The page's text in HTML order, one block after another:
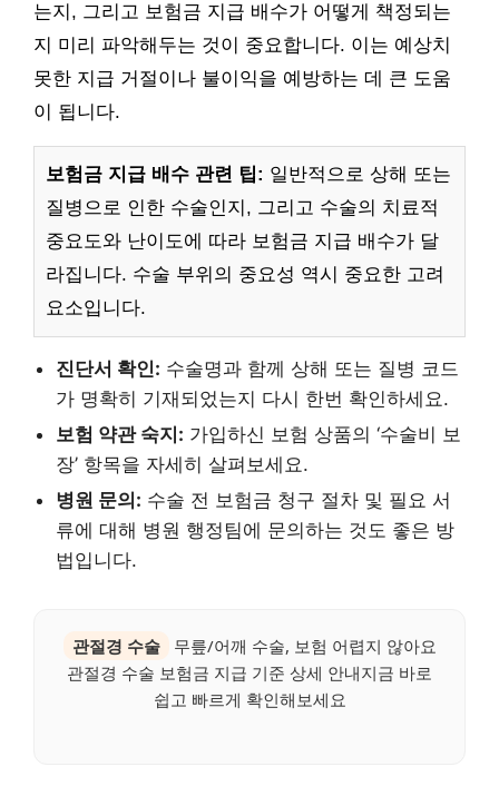
는지, 그리고 보험금 지급 배수가 어떻게 책정되는
지 미리 파악해두는 것이 중요합니다. 이는 예상치
못한 지급 거절이나 불이익을 예방하는 데 큰 도움
이 됩니다.
보험금 지급 배수 관련 팁: 일반적으로 상해 또는
질병으로 인한 수술인지, 그리고 수술의 치료적
중요도와 난이도에 따라 보험금 지급 배수가 달
라집니다. 수술 부위의 중요성 역시 중요한 고려
요소입니다.
진단서 확인: 수술명과 함께 상해 또는 질병 코드
가 명확히 기재되었는지 다시 한번 확인하세요.
보험 약관 숙지: 가입하신 보험 상품의 ‘수술비 보
장’ 항목을 자세히 살펴보세요.
병원 문의: 수술 전 보험금 청구 절차 및 필요 서
류에 대해 병원 행정팀에 문의하는 것도 좋은 방
법입니다.
관절경 수술
무릎/어깨 수술, 보험 어렵지 않아요
관절경 수술 보험금 지급 기준 상세 안내지금 바로
쉽고 빠르게 확인해보세요